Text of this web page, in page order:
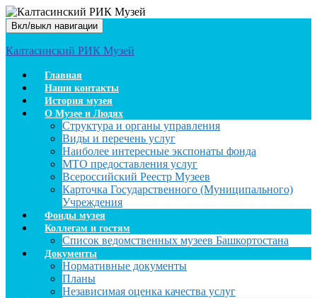
Вкл/выкл навигации
Калтасинский РИК Музей
Главная
Наши контакты
История музея
О Музее и Людях
Структура и органы управления
Виды и перечень услуг
Наиболее интересные экспонаты фонда
МТО предоставления услуг
Всероссийский Реестр Музеев
Карточка Государственного (Муниципального)
Учреждения
Фонды музея
Коллегам и гостям
Список ведомственных музеев Башкортостана
Документы
Нормативные документы
Планы
Независимая оценка качества услуг